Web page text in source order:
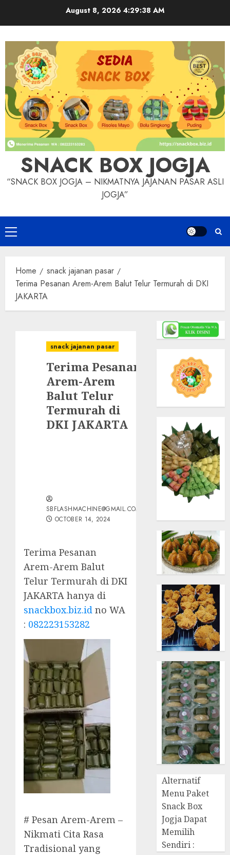
August 8, 2026 4:29:39 AM
SNACK BOX JOGJA
“SNACK BOX JOGJA – NIKMATNYA JAJANAN PASAR ASLI
JOGJA”
Primary
Menu
Home
snack jajanan pasar
Terima Pesanan Arem-Arem Balut Telur Termurah di DKI
JAKARTA
snack jajanan pasar
Terima Pesanan
Arem-Arem
Balut Telur
Termurah di
DKI JAKARTA
SBFLASHMACHINE@GMAIL.COM
OCTOBER 14, 2024
Terima Pesanan
Arem-Arem Balut
Telur Termurah di DKI
JAKARTA hanya di
snackbox.biz.id no WA
: 082223153282
# Pesan Arem-Arem –
Nikmati Cita Rasa
Tradisional yang
Alternatif
Menu Paket
Snack Box
Jogja Dapat
Memilih
Sendiri :